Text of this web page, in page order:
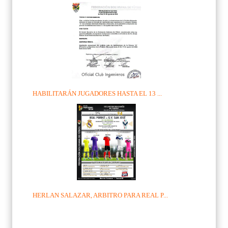
HABILITARÁN JUGADORES HASTA EL 13 ...
HERLAN SALAZAR, ARBITRO PARA REAL P...